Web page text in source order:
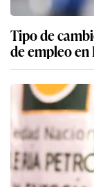
Tipo de
de empleo